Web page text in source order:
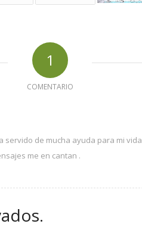
1
COMENTARIO
servido de mucha ayuda para mi
me en cantan .